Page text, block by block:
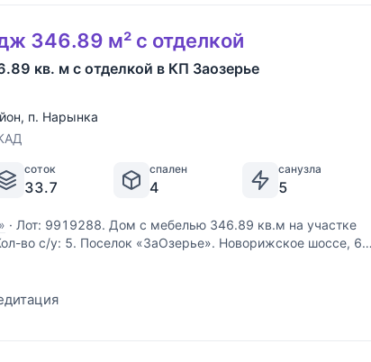
346.89 м² с отделкой
кв. м с отделкой в КП Заозерье
, п. Нарынка
соток
33.7
спален
4
санузла
5
· Лот: 9919288. Дом с мебелью 346.89 кв.м на участке
во с/у: 5. Поселок «ЗаОзерье». Новорижское шоссе, 60
покупателя. Выполненные из деревянного бруса,
формируют